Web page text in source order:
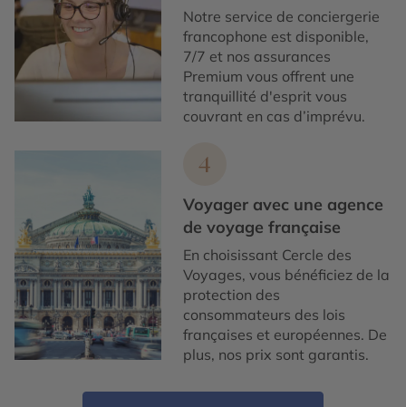
Notre service de conciergerie
francophone est disponible,
7/7 et nos assurances
Premium vous offrent une
tranquillité d'esprit vous
couvrant en cas d’imprévu.
4
Voyager avec une agence
de voyage française
En choisissant Cercle des
Voyages, vous bénéficiez de la
protection des
consommateurs des lois
françaises et européennes. De
plus, nos prix sont garantis.